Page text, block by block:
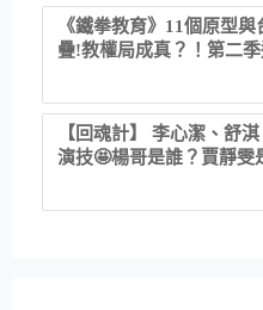
《鐵拳教育》11個原型
疊!教權局成真？！第二
【回魂計】 李心潔、舒
演技🤩楊哥是誰？賈靜雯